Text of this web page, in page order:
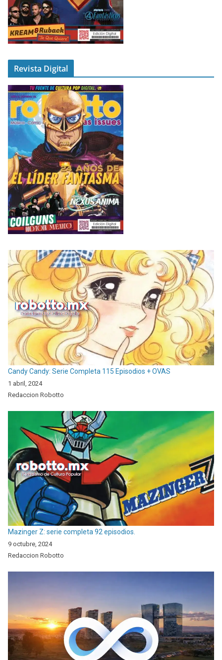
Revista Digital
Candy Candy: Serie Completa 115 Episodios + OVAS
1 abril, 2024
Redaccion Robotto
Mazinger Z: serie completa 92 episodios.
9 octubre, 2024
Redaccion Robotto